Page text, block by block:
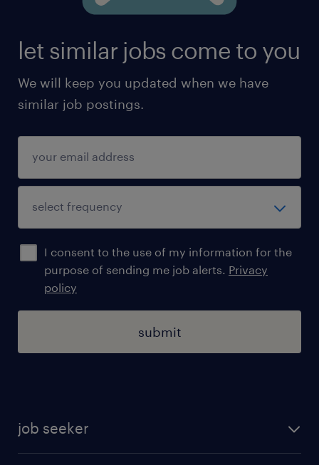
let similar jobs come to you
We will keep you updated when we have
similar job postings.
I consent to the use of my information for the
purpose of sending me job alerts. Privacy
policy
submit
job seeker